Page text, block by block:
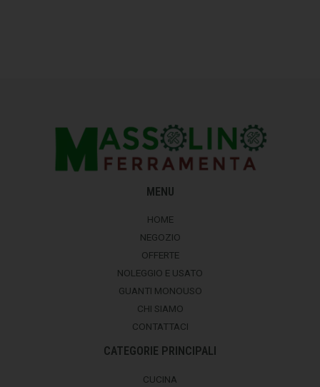
MENU
HOME
NEGOZIO
OFFERTE
NOLEGGIO E USATO
GUANTI MONOUSO
CHI SIAMO
CONTATTACI
CATEGORIE PRINCIPALI
CUCINA